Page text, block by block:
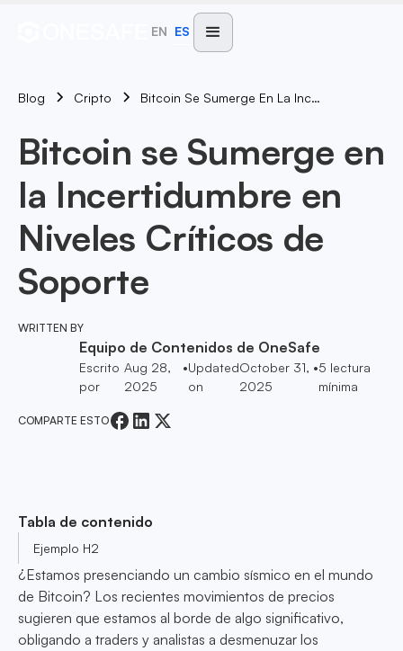
EN ES
Blog Cripto Bitcoin Se Sumerge En La Incertidumbre En Niveles Críticos De Soporte
Bitcoin se Sumerge en
la Incertidumbre en
Niveles Críticos de
Soporte
WRITTEN BY
Equipo de Contenidos de OneSafe
Escrito
por
Aug 28,
2025
•Updated
on
October 31,
2025
•5 lectura
mínima
COMPARTE ESTO
Tabla de contenido
Ejemplo H2
¿Estamos presenciando un cambio sísmico en el mundo
de Bitcoin? Los recientes movimientos de precios
sugieren que estamos al borde de algo significativo,
obligando a traders y analistas a desmenuzar los